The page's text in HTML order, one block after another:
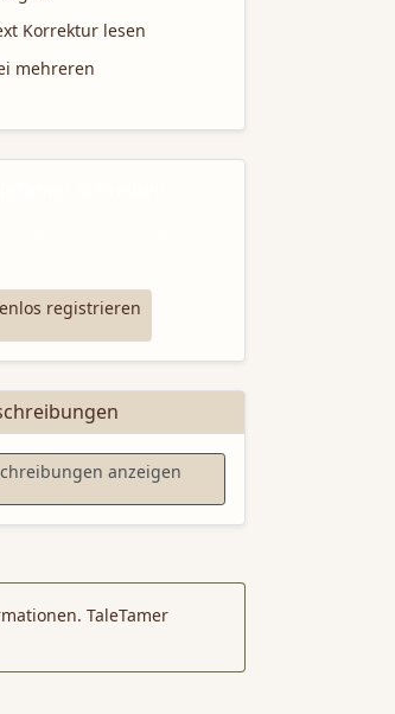
Korrektur lesen
mehreren
registrieren
anzeigen
TaleTamer